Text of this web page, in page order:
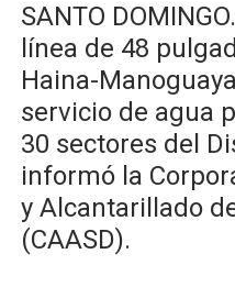
SANTO
línea de 48
Haina-
servicio de agua
30 sectores del
informó la
y Alcantarillado
(CAASD).